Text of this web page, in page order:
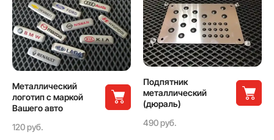
Металлический
логотип с маркой
Вашего авто
120 руб.
Подпятник
металлический
(дюраль)
490 руб.